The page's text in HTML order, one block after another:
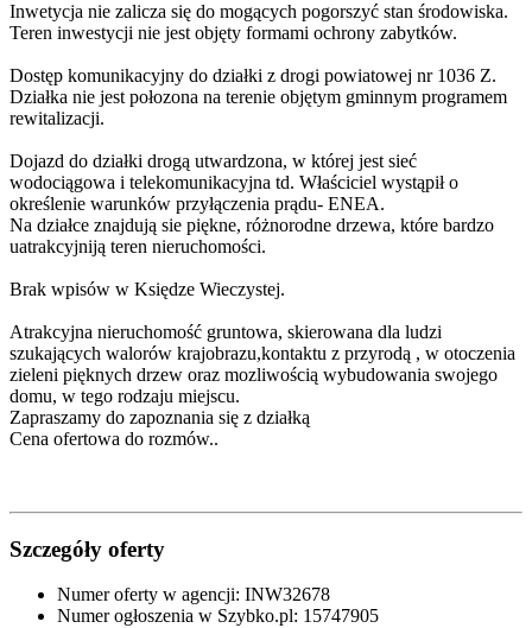
Inwetycja nie zalicza się do mogących pogorszyć stan środowiska.
Teren inwestycji nie jest objęty formami ochrony zabytków.
Dostęp komunikacyjny do działki z drogi powiatowej nr 1036 Z.
Działka nie jest połozona na terenie objętym gminnym programem
rewitalizacji.
Dojazd do działki drogą utwardzona, w której jest sieć
wodociągowa i telekomunikacyjna td. Właściciel wystąpił o
określenie warunków przyłączenia prądu- ENEA.
Na działce znajdują sie piękne, różnorodne drzewa, które bardzo
uatrakcyjniją teren nieruchomości.
Brak wpisów w Księdze Wieczystej.
Atrakcyjna nieruchomość gruntowa, skierowana dla ludzi
szukających walorów krajobrazu,kontaktu z przyrodą , w otoczenia
zieleni pięknych drzew oraz mozliwością wybudowania swojego
domu, w tego rodzaju miejscu.
Zapraszamy do zapoznania się z działką
Cena ofertowa do rozmów..
Szczegóły oferty
Numer oferty w agencji: INW32678
Numer ogłoszenia w Szybko.pl: 15747905